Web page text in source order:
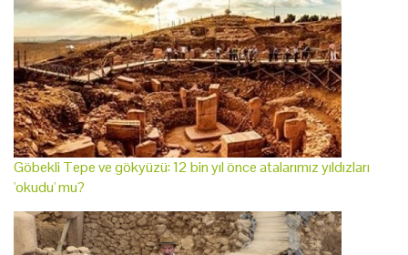
Göbekli Tepe ve gökyüzü: 12 bin yıl önce atalarımız yıldızları
'okudu' mu?